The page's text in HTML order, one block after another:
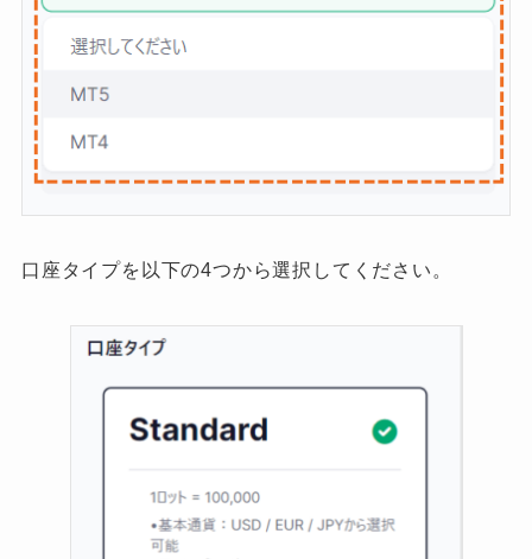
口座タイプを以下の4つから選択してください。